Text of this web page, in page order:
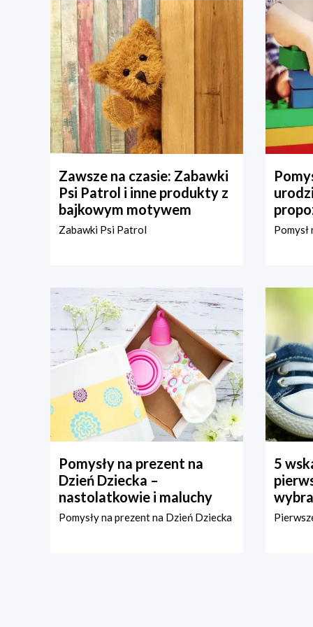
Zawsze na czasie: Zabawki
Psi Patrol i inne produkty z
bajkowym motywem
Zabawki Psi Patrol
Pomysły na prezent na
Dzień Dziecka –
nastolatkowie i maluchy
Pomysły na prezent na Dzień Dziecka
5